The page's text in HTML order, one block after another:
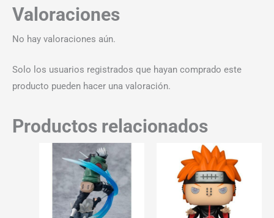
Valoraciones
No hay valoraciones aún.
Solo los usuarios registrados que hayan comprado este
producto pueden hacer una valoración.
Productos relacionados